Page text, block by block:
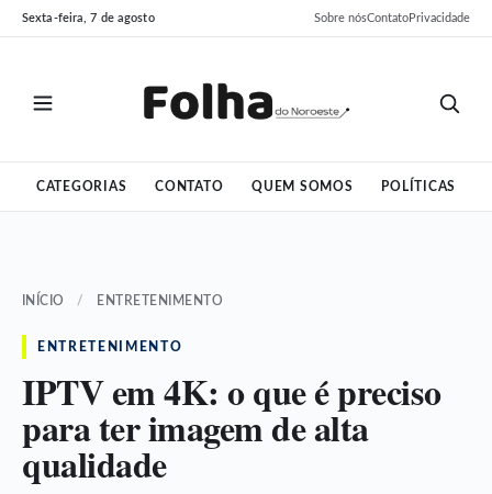
Pular
para
Pular
para
Sexta-feira, 7 de agosto Sobre nósContatoPrivacidade
CATEGORIAS CONTATO QUEM SOMOS POLÍTICAS
INÍCIO / ENTRETENIMENTO
ENTRETENIMENTO
IPTV em 4K: o que é preciso
para ter imagem de alta
qualidade